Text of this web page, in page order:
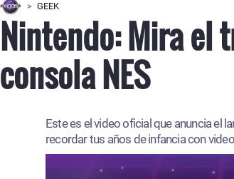
GEEK
Nintendo: Mira el
consola NES
Este es el video oficial que anuncia el
recordar tus años de infancia con